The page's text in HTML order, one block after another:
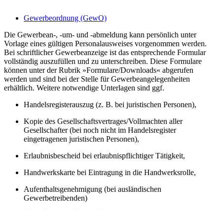
Gewerbeordnung (GewO)
Die Gewerbean-, -um- und -abmeldung kann persönlich unter
Vorlage eines gültigen Personalausweises vorgenommen werden.
Bei schriftlicher Gewerbeanzeige ist das entsprechende Formular
vollständig auszufüllen und zu unterschreiben. Diese Formulare
können unter der Rubrik »Formulare/Downloads« abgerufen
werden und sind bei der Stelle für Gewerbeangelegenheiten
erhältlich. Weitere notwendige Unterlagen sind ggf.
Handelsregisterauszug (z. B. bei juristischen Personen),
Kopie des Gesellschaftsvertrages/Vollmachten aller
Gesellschafter (bei noch nicht im Handelsregister
eingetragenen juristischen Personen),
Erlaubnisbescheid bei erlaubnispflichtiger Tätigkeit,
Handwerkskarte bei Eintragung in die Handwerksrolle,
Aufenthaltsgenehmigung (bei ausländischen
Gewerbetreibenden)